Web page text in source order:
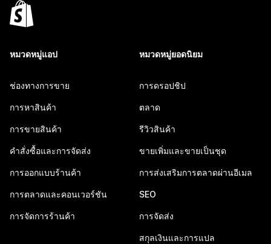
หมวดหมู่แอป
ช่องทางการขาย
การหาสินค้า
การขายสินค้า
คำสั่งซื้อและการจัดส่ง
การออกแบบร้านค้า
การตลาดและคอนเวอร์ชัน
การจัดการร้านค้า
หมวดหมู่ยอดนิยม
การดรอปชิป
ตลาด
รีวิวสินค้า
ขายเพิ่มและขายเป็นชุด
การส่งเสริมการตลาดผ่านอีเมล
SEO
การจัดส่ง
สกุลเงินและการแปล